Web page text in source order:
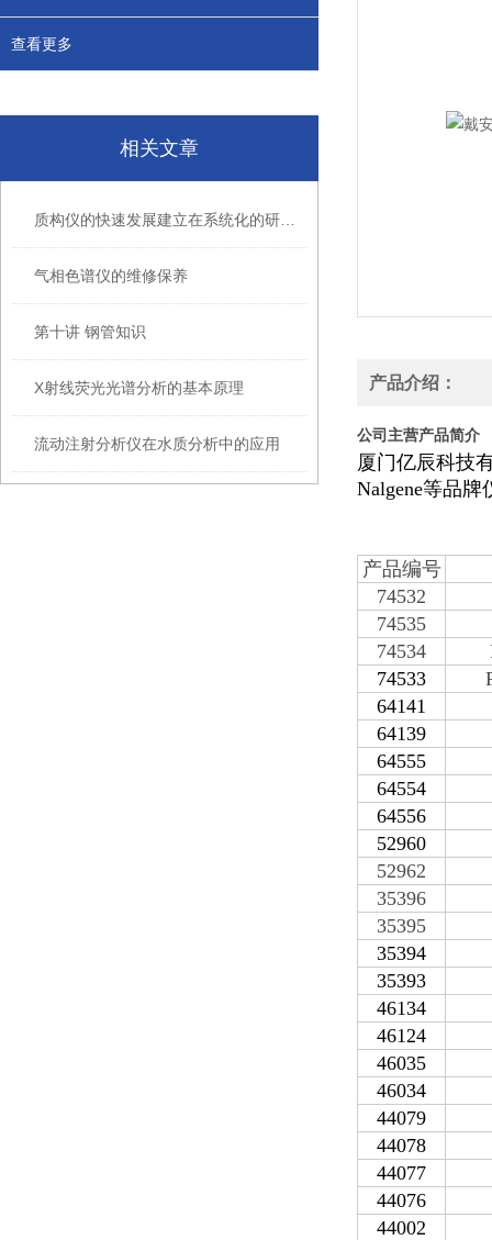
查看更多
相关文章
气相色谱仪的维修保养
第十讲 钢管知识
X射线荧光光谱分析的基本原理
流动注射分析仪在水质分析中的应用
产品介绍：
公司主营产品简介
厦门亿辰科技
Nalgene等品
产品编号
74532
74535
74534
74533
64141
64139
64555
64554
64556
52960
52962
35396
35395
35394
35393
46134
46124
46035
46034
44079
44078
44077
44076
44002